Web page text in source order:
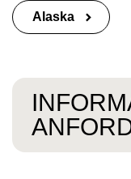
Alaska